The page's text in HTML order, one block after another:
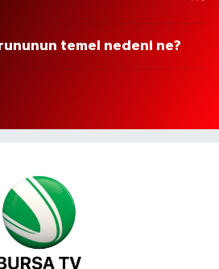
temel nedeni ne?